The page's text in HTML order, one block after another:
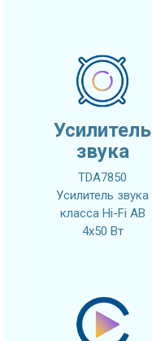
Усилитель
звука
TDA7850
Усилитель звука
класса Hi-Fi AB
4x50 Вт